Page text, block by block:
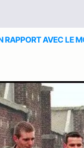
RAPPORT AVEC LE